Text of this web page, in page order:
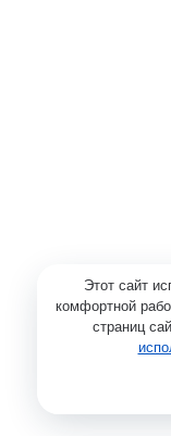
Этот сайт
комфортной
страниц